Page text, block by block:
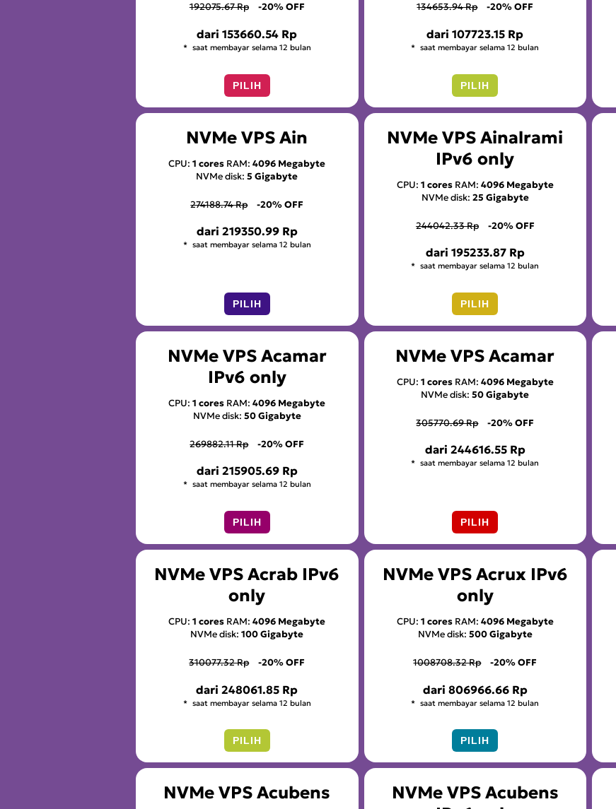
192075.67 Rp -20% OFF
dari153660.54 Rp
saat membayar selama 12 bulan
PILIH
134653.94 Rp -20% OFF
dari107723.15 Rp
saat membayar selama 12 bulan
PILIH
NVMe VPS Ain
CPU:1 cores RAM:4096 Megabyte
NVMe disk:5 Gigabyte
274188.74 Rp -20% OFF
dari 219350.99 Rp
saat membayar selama 12 bulan
PILIH
NVMe VPS Ainalrami
IPv6 only
CPU: 1 coresRAM: 4096 Megabyte
NVMe disk: 25 Gigabyte
244042.33 Rp -20% OFF
dari 195233.87 Rp
saat membayar selama 12 bulan
PILIH
NVMe VPS Acamar
IPv6 only
CPU:1 cores RAM:4096 Megabyte
NVMe disk: 50 Gigabyte
269882.11 Rp -20% OFF
dari 215905.69 Rp
saat membayar selama 12 bulan
PILIH
NVMe VPS Acamar
CPU: 1 coresRAM: 4096 Megabyte
NVMe disk:50 Gigabyte
305770.69 Rp -20% OFF
dari 244616.55 Rp
saat membayar selama 12 bulan
PILIH
NVMe VPS Acrab IPv6
only
CPU:1 cores RAM:4096 Megabyte
NVMe disk:100 Gigabyte
310077.32 Rp -20% OFF
dari248061.85 Rp
saat membayar selama 12 bulan
PILIH
NVMe VPS Acrux IPv6
only
CPU: 1 coresRAM: 4096 Megabyte
NVMe disk: 500 Gigabyte
1008708.32 Rp -20% OFF
dari 806966.66 Rp
saat membayar selama 12 bulan
PILIH
NVMe VPS Acubens
NVMe VPS Acubens